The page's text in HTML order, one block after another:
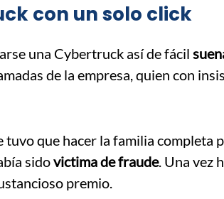
con un solo click
una Cybertruck así de fácil
de la empresa, quien con
tuvo que hacer la familia completa
sidovictima de fraude. Una vez
premio.